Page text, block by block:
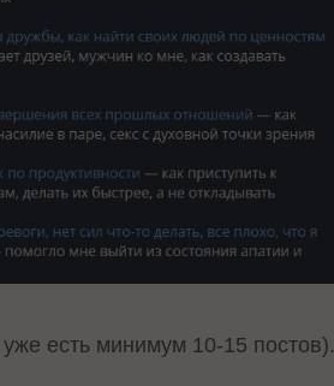
есть минимум 10-15 постов).